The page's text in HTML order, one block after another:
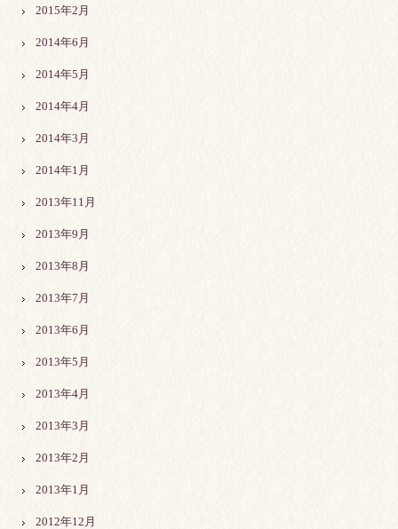
2015年2月
2014年6月
2014年5月
2014年4月
2014年3月
2014年1月
2013年11月
2013年9月
2013年8月
2013年7月
2013年6月
2013年5月
2013年4月
2013年3月
2013年2月
2013年1月
2012年12月